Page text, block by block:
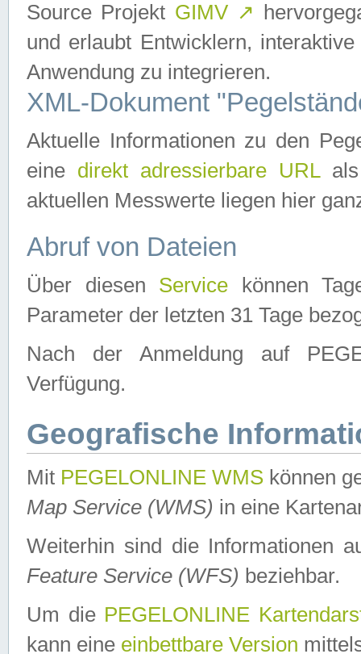
Source Projekt GIMV ↗
und erlaubt Entwicklern,
Anwendung zu integrieren.
XML-Dokument
Aktuelle Informationen zu den
eine direkt adressierbare URLals
aktuellen Messwerte liegen hier
Abruf von Dateien
Über diesen Service können
Parameter der letzten 31 Tage
Nach der Anmeldung auf
Verfügung.
Geografische
Mit PEGELONLINE WMS können
Map Service (WMS) in eine
Weiterhin sind die Informationen
Feature Service (WFS) beziehbar.
Um die PEGELONLINE
kann eine einbettbare Version